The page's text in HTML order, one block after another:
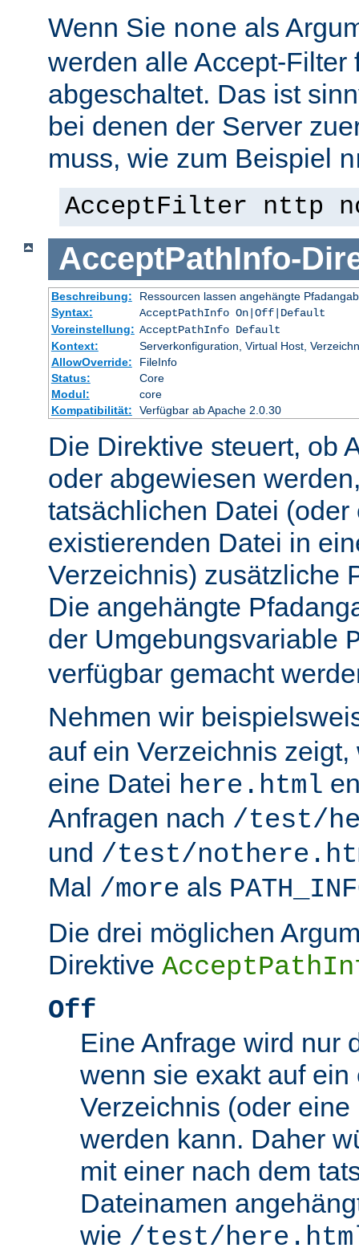
Wenn Sie none als
werden alle Accept-Filter
abgeschaltet. Das ist
bei denen der Server
muss, wie zum Beispiel
AcceptFilter nttp
AcceptPathInfo-
Beschreibung:
Ressourcen lassen angehängte
Syntax:
AcceptPathInfo On|Off|Default
Voreinstellung: AcceptPathInfo Default
Kontext:
Serverkonfiguration, Virtual Host,
AllowOverride:
FileInfo
Status:
Core
Modul:
core
Kompatibilität:
Verfügbar ab Apache 2.0.30
Die Direktive steuert, ob
oder abgewiesen
tatsächlichen Datei (oder
existierenden Datei in
Verzeichnis) zusätzliche
Die angehängte
der Umgebungsvariable
verfügbar gemacht
Nehmen wir
auf ein Verzeichnis
eine Datei here.html
Anfragen nach /test/
und /test/
Mal /more als
Die drei möglichen
Direktive
Off
Eine Anfrage wird nur
wenn sie exakt auf
Verzeichnis (oder
werden kann. Daher
mit einer nach dem
Dateinamen
wie /test/